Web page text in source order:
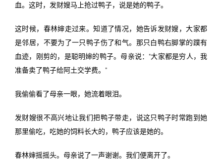
血。这时，发财嫂马上抢过鸭子，说是她的鸭子。
这时候，春林婶走过来。知道了情况，她告诉发财嫂，大家都
是邻居，不要为了一只鸭子伤了和气。那只白鸭右脚掌的蹼有
血迹，刚剪的，是聪明婶的鸭子。母亲说：“大家都是穷人，我
准备卖了鸭子给阿土交学费。”
我偷偷看了母亲一眼，她流着眼泪。
发财嫂很不高兴地让我们把鸭子带走，说这只鸭子时常跑到她
那里偷吃，吃她的饲料长大的，鸭子应该是她的。
春林婶摇摇头。母亲说了一声谢谢。我们便离开了。